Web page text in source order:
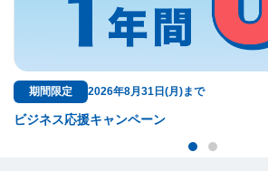
無料特典